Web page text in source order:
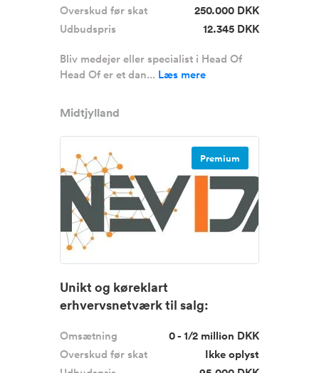
Overskud før skat
250.000 DKK
Udbudspris
12.345 DKK
Bliv medejer eller specialist i Head Of
Head Of er et dan... Læs mere
Midtjylland
Premium
Unikt og køreklart
erhvervsnetværk til salg:
Omsætning
0 - 1/2 million DKK
Overskud før skat
Ikke oplyst